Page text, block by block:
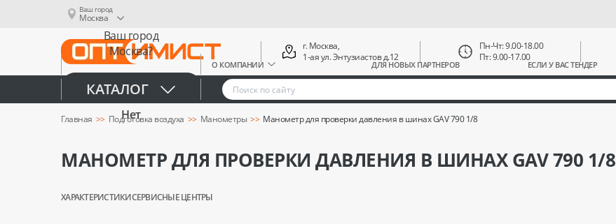
Ваш город
Москва
Ваш город
Москва?
Да
Нет
О КОМПАНИИ ДЛЯ НОВЫХ ПАРТНЕРОВ ЕСЛИ У ВАС ТЕНДЕР
г. Москва,
1-ая ул. Энтузиастов д.12
Пн-Чт: 9.00-18.00
Пт: 9.00-17.00
КАТАЛОГ
Главная Подготовка воздуха Манометры Манометр для проверки давления в шинах GAV 790 1/8
МАНОМЕТР ДЛЯ ПРОВЕРКИ ДАВЛЕНИЯ В ШИНАХ GAV 790 1/8
ХАРАКТЕРИСТИКИСЕРВИСНЫЕ ЦЕНТРЫ